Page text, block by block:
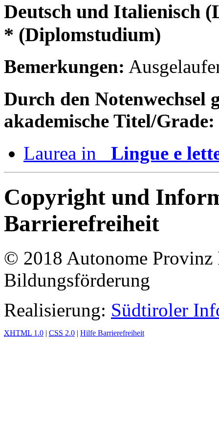
Deutsch und Italienisch
* (Diplomstudium)
Bemerkungen:
Durch den Notenwechsel
akademische Titel/Grade:
Laurea in Lingue e
Copyright und
Barrierefreiheit
© 2018 Autonome Provinz
Bildungsförderung
Realisierung: Südtiroler
XHTML 1.0 | CSS 2.0 | Hilfe Barrierefreiheit